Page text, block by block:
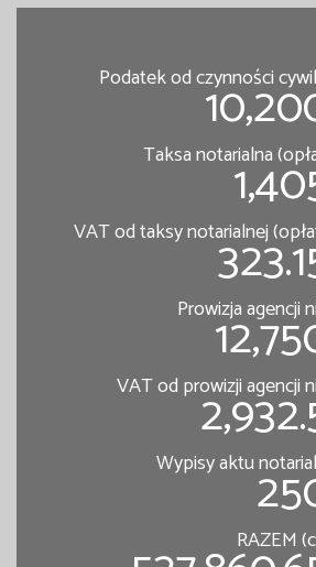
Podatek od czynności
Taksa notarialna
VAT od taksy notarialnej
Prowizja agencji
VAT od prowizji agencji
Wypisy aktu
RAZEM